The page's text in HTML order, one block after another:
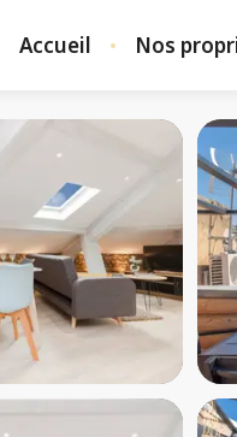
Accueil Nos